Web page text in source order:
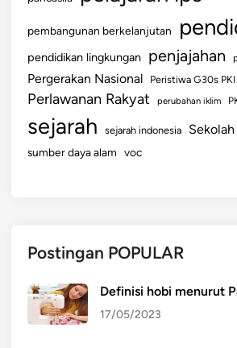
pembangunan berkelanjutan
pendidikan lingkungan penjajahan
Pergerakan Nasional Peristiwa G30s PKI
Perlawanan Rakyat perubahan iklim
sejarah sejarah indonesia Sekolah
sumber daya alam voc
Postingan POPULAR
Definisi hobi menurut
17/05/2023